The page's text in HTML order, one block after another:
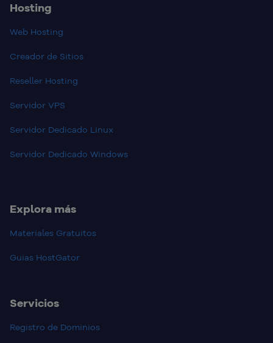
Hosting
Web Hosting
Creador de Sitios
Reseller Hosting
Servidor VPS
Servidor Dedicado Linux
Servidor Dedicado Windows
Explora más
Materiales Gratuitos
Guias HostGator
Servicios
Registro de Dominios